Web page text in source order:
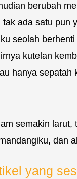
berubah
tak ada satu pun
seolah
kutelan
hanya sepatah
semakin larut,
dan
yang